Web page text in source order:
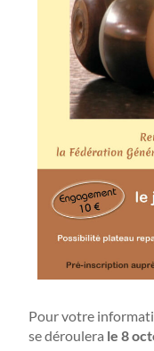
Pour votre
se déroulera le 8